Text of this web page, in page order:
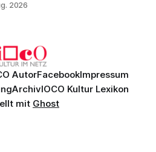
Kurhaus Wiesbaden, an dem
2026
AutorFacebookImpressum
ArchivIOCO Kultur Lexikon
mit Ghost